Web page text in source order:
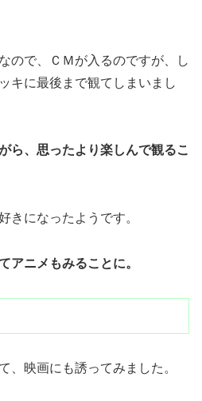
ので、ＣＭが入るのですが、し
キに最後まで観てしまいまし
ら、思ったより楽しんで観るこ
きになったようです。
アニメもみることに。
、映画にも誘ってみました。